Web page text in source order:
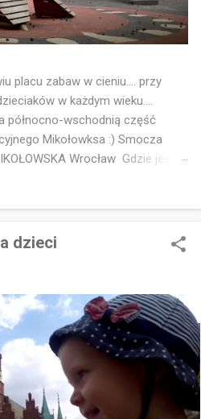
placu zabaw w cieniu.... przy
w każdym wieku....
północno-wschodnią część
Mikołowksa :) Smocza
Wrocław Gdzie jest
🤔😁 Idealny 👌 Drewniany, w
Mikołowska 🌳 Z tematyka
z elementami do wspinaczki oraz
po których można
z extra zjeżdżalnią rurową i
to że pomyślano o każdej grupie
część z dużą ilością
mogą się wykazać na dużym i
dzieci